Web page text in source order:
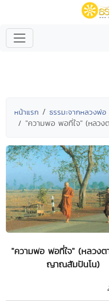
หน้าแรก ธรรมะจากหลวงพ่อ
"ความพอ พอที่ใจ" (หลว
"ความพอ พอที่ใจ" (หลวงต
ญาณสัมปันโน)